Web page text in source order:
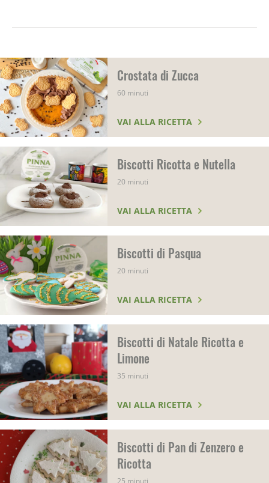
Crostata di Zucca
60 minuti
VAI ALLA RICETTA
Biscotti Ricotta e Nutella
20 minuti
VAI ALLA RICETTA
Biscotti di Pasqua
20 minuti
VAI ALLA RICETTA
Biscotti di Natale Ricotta e
Limone
35 minuti
VAI ALLA RICETTA
Biscotti di Pan di Zenzero e
Ricotta
25 minuti